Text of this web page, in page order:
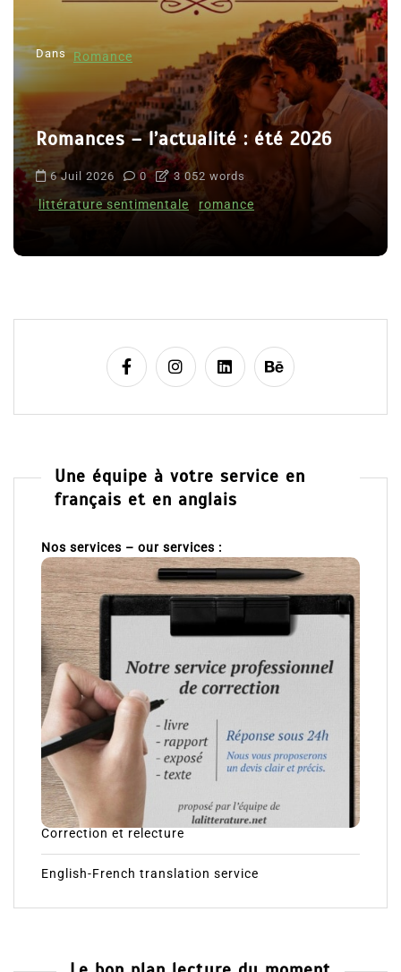
Dans Romance
Romances – l’actualité : été 2026
6 Juil 2026 0 3 052 words
littérature sentimentale romance
Une équipe à votre service en
français et en anglais
Nos services – our services :
Correction et relecture
English-French translation service